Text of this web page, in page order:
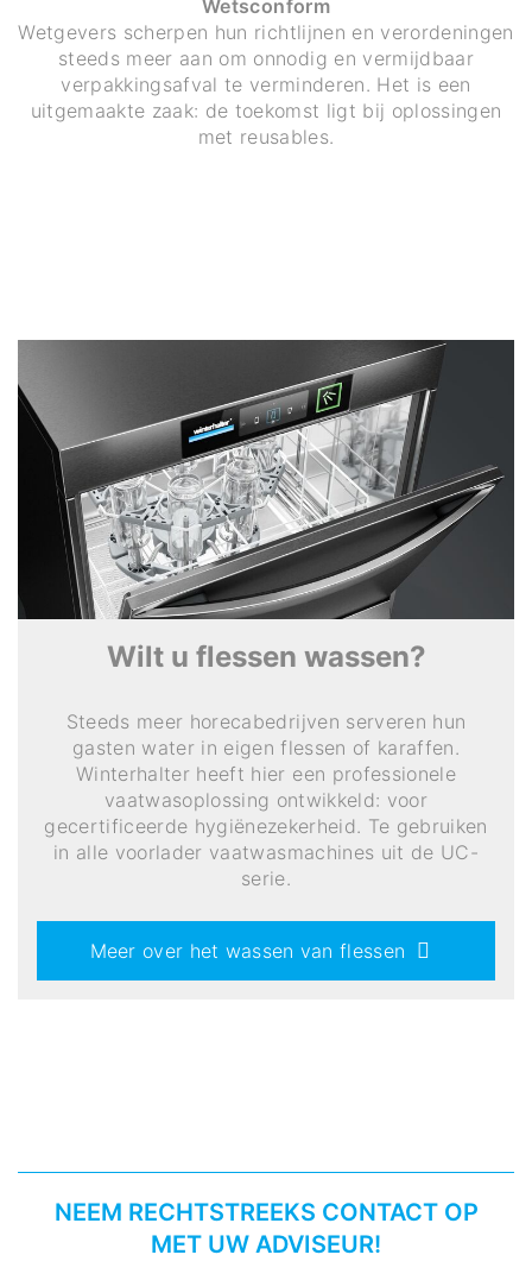
Wetsconform
Wetgevers scherpen hun richtlijnen en verordeningen
steeds meer aan om onnodig en vermijdbaar
verpakkingsafval te verminderen. Het is een
uitgemaakte zaak: de toekomst ligt bij oplossingen
met reusables.
Wilt u flessen wassen?
Steeds meer horecabedrijven serveren hun
gasten water in eigen flessen of karaffen.
Winterhalter heeft hier een professionele
vaatwasoplossing ontwikkeld: voor
gecertificeerde hygiënezekerheid. Te gebruiken
in alle voorlader vaatwasmachines uit de UC-
serie.
Meer over het wassen van flessen
NEEM RECHTSTREEKS CONTACT OP
MET UW ADVISEUR!